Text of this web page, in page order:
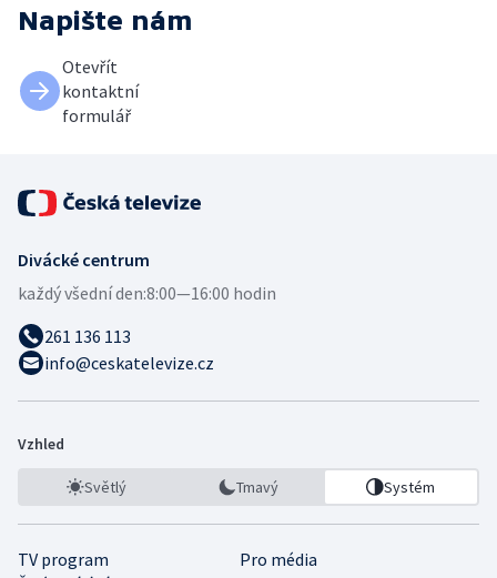
Napište nám
Otevřít
kontaktní
formulář
Divácké centrum
každý všední den:8:00—16:00 hodin
261 136 113
info@ceskatelevize.cz
Vzhled
Světlý Tmavý Systém
TV program
Pro média